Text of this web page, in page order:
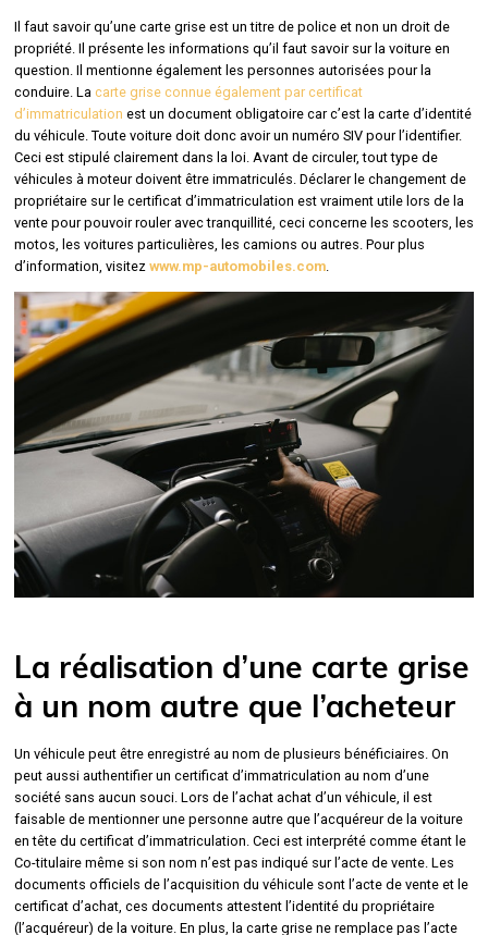
Il faut savoir qu’une carte grise est un titre de police et non un droit de
propriété. Il présente les informations qu’il faut savoir sur la voiture en
question. Il mentionne également les personnes autorisées pour la
conduire. La carte grise connue également par certificat
d’immatriculation est un document obligatoire car c’est la carte d’identité
du véhicule. Toute voiture doit donc avoir un numéro SIV pour l’identifier.
Ceci est stipulé clairement dans la loi. Avant de circuler, tout type de
véhicules à moteur doivent être immatriculés. Déclarer le changement de
propriétaire sur le certificat d’immatriculation est vraiment utile lors de la
vente pour pouvoir rouler avec tranquillité, ceci concerne les scooters, les
motos, les voitures particulières, les camions ou autres. Pour plus
d’information, visitez www.mp-automobiles.com.
La réalisation d’une carte grise
à un nom autre que l’acheteur
Un véhicule peut être enregistré au nom de plusieurs bénéficiaires. On
peut aussi authentifier un certificat d’immatriculation au nom d’une
société sans aucun souci. Lors de l’achat achat d’un véhicule, il est
faisable de mentionner une personne autre que l’acquéreur de la voiture
en tête du certificat d’immatriculation. Ceci est interprété comme étant le
Co-titulaire même si son nom n’est pas indiqué sur l’acte de vente. Les
documents officiels de l’acquisition du véhicule sont l’acte de vente et le
certificat d’achat, ces documents attestent l’identité du propriétaire
(l’acquéreur) de la voiture. En plus, la carte grise ne remplace pas l’acte